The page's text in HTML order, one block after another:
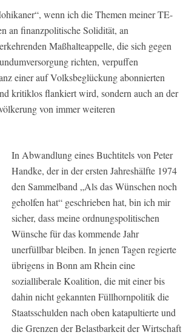
wenn ich die Themen meiner TE-
an finanzpolitische Solidität, an
Maßhalteappelle, die sich gegen
richten, verpuffen
einer auf Volksbeglückung abonnierten
kritiklos flankiert wird, sondern auch an der
von immer weiteren
In Abwandlung eines Buchtitels von Peter
Handke, der in der ersten Jahreshälfte 1974
den Sammelband „Als das Wünschen noch
geholfen hat“ geschrieben hat, bin ich mir
sicher, dass meine ordnungspolitischen
Wünsche für das kommende Jahr
unerfüllbar bleiben. In jenen Tagen regierte
übrigens in Bonn am Rhein eine
sozialliberale Koalition, die mit einer bis
dahin nicht gekannten Füllhornpolitik die
Staatsschulden nach oben katapultierte und
die Grenzen der Belastbarkeit der Wirtschaft